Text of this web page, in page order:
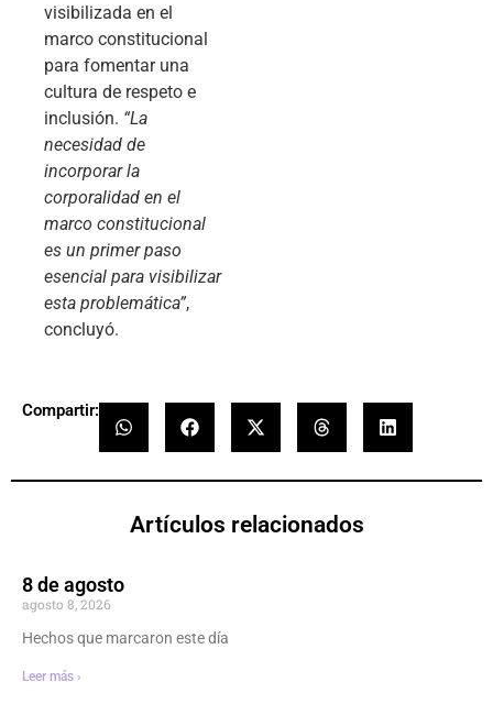
visibilizada en el
marco constitucional
para fomentar una
cultura de respeto e
inclusión. “La
necesidad de
incorporar la
corporalidad en el
marco constitucional
es un primer paso
esencial para visibilizar
esta problemática”,
concluyó.
Compartir:
Artículos relacionados
8 de agosto
agosto 8, 2026
Hechos que marcaron este día
Leer más ›